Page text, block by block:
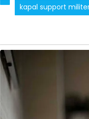
kapal support